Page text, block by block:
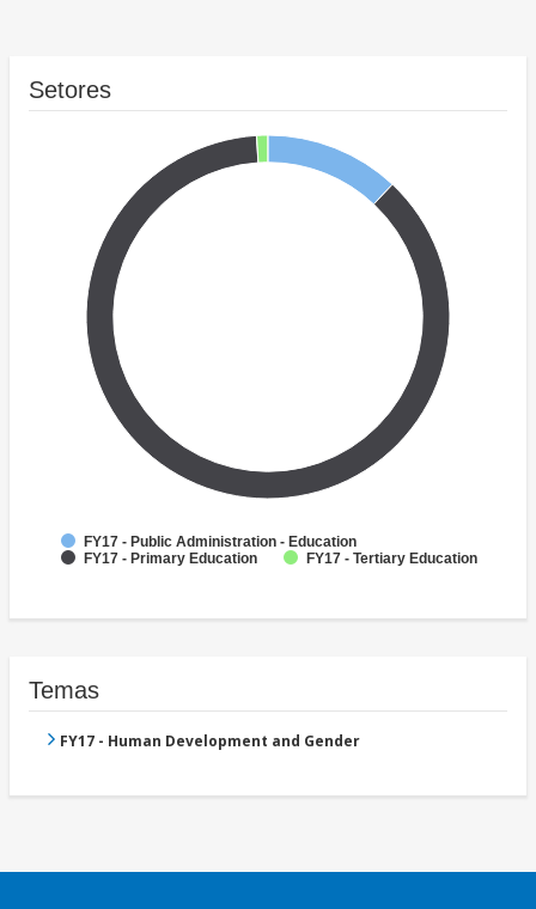
Setores
FY17 - Public Administration - Education
FY17 - Primary Education
FY17 - Tertiary Education
Temas
FY17 - Human Development and Gender